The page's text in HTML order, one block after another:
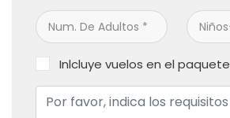
Inlcluye vuelos en el paquete